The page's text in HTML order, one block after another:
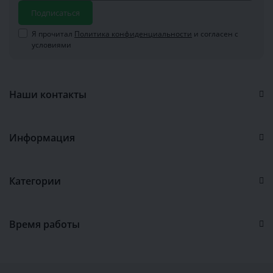
Подписаться
Я прочитал Политика конфиденциальности и согласен с
условиями
Наши контакты
Информация
Категории
Время работы